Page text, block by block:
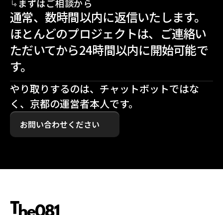
まずはご相談から
通常、数時間以内に返信いたします。
ほとんどのプロジェクトは、ご連絡い
ただいてから24時間以内に開始可能で
す。
やり取りするのは、チャットボットではな
く、京都の運営者本人です。
お問い合わせください